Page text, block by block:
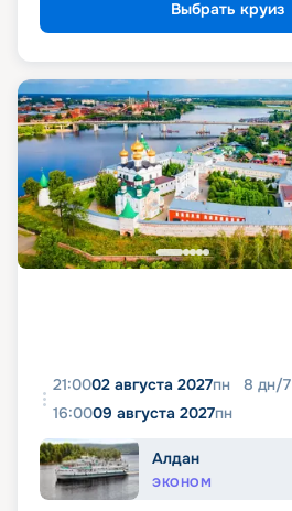
Выбрать круиз
21:0002 августа 2027пн 8 дн/7
16:0009 августа 2027пн
Алдан
ЭКОНОМ